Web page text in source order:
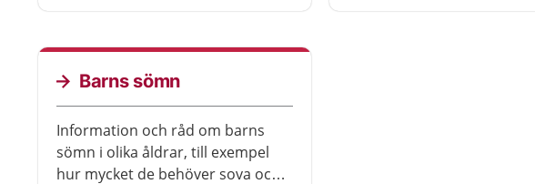
Barns sömn
Information och råd om barns
sömn i olika åldrar, till exempel
hur mycket de behöver sova och